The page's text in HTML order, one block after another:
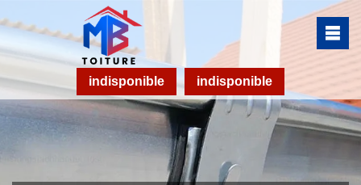
indisponible indisponible